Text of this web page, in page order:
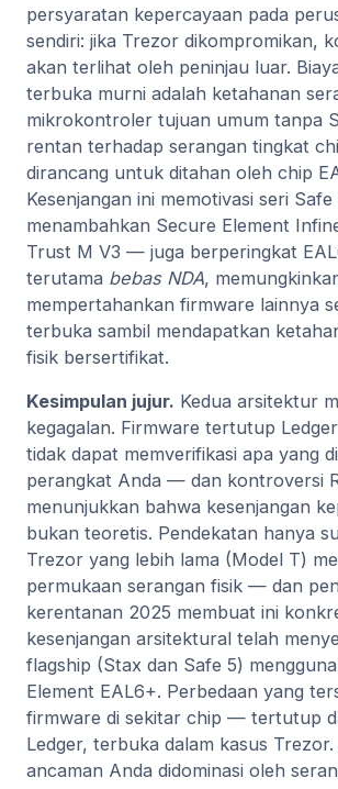
persyaratan kepercayaan pada
sendiri: jika Trezor dikompromikan,
akan terlihat oleh peninjau luar.
terbuka murni adalah ketahanan
mikrokontroler tujuan umum tanpa
rentan terhadap serangan tingkat
dirancang untuk ditahan oleh chip
Kesenjangan ini memotivasi seri
menambahkan Secure Element
Trust M V3 — juga berperingkat
terutama bebas NDA,
mempertahankan firmware lainnya
terbuka sambil mendapatkan
fisik bersertifikat.
Kesimpulan jujur. Kedua arsitektur
kegagalan. Firmware tertutup
tidak dapat memverifikasi apa yang
perangkat Anda — dan kontroversi
menunjukkan bahwa kesenjangan
bukan teoretis. Pendekatan hanya
Trezor yang lebih lama (Model T)
permukaan serangan fisik — dan
kerentanan 2025 membuat ini
kesenjangan arsitektural telah
flagship (Stax dan Safe 5)
Element EAL6+. Perbedaan yang
firmware di sekitar chip — tertutup
Ledger, terbuka dalam kasus
ancaman Anda didominasi oleh